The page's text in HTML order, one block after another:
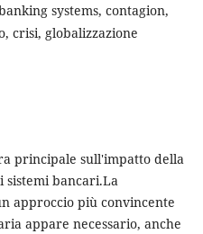
systems, contagion,
crisi, globalizzazione
principale sull'impatto della
sistemi bancari.La
approccio più convincente
appare necessario, anche